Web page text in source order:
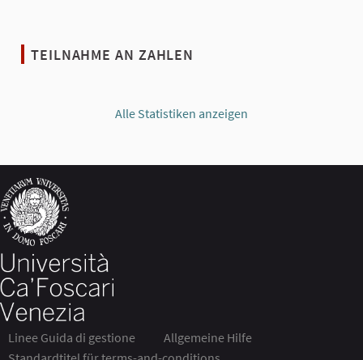
TEILNAHME AN ZAHLEN
Alle Statistiken anzeigen
Linee Guida di gestione
Allgemeine Hilfe